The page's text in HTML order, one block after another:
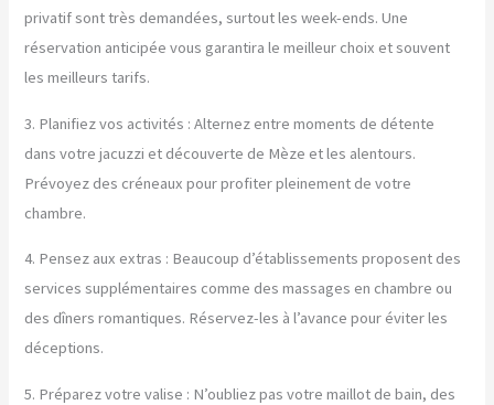
privatif sont très demandées, surtout les week-ends. Une
réservation anticipée vous garantira le meilleur choix et souvent
les meilleurs tarifs.
3. Planifiez vos activités : Alternez entre moments de détente
dans votre jacuzzi et découverte de Mèze et les alentours.
Prévoyez des créneaux pour profiter pleinement de votre
chambre.
4. Pensez aux extras : Beaucoup d’établissements proposent des
services supplémentaires comme des massages en chambre ou
des dîners romantiques. Réservez-les à l’avance pour éviter les
déceptions.
5. Préparez votre valise : N’oubliez pas votre maillot de bain, des